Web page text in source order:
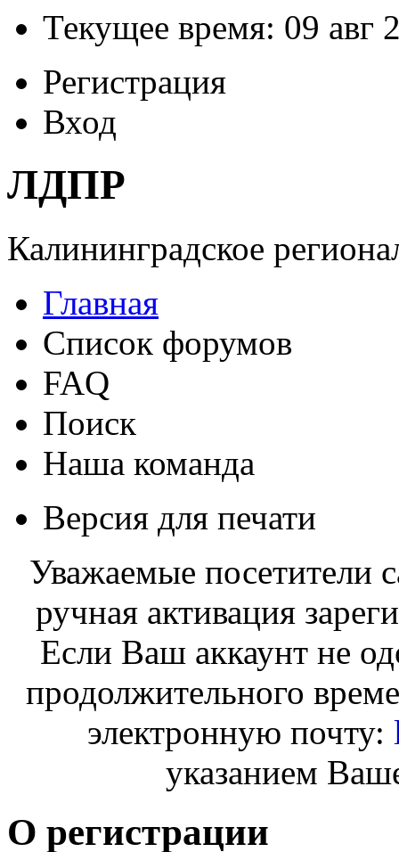
Текущее время: 09 авг
Регистрация
Вход
ЛДПР
Калининградское
Главная
Список форумов
FAQ
Поиск
Наша команда
Версия для печати
Уважаемые посетители
ручная активация
Если Ваш аккаунт не
продолжительного
электронную почту:
указанием
О регистрации